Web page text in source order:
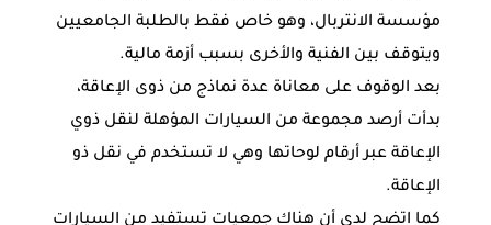
مؤسسة الانتربال، وهو خاص فقط بالطلبة الجامعيين
ويتوقف بين الفنية والأخرى بسبب أزمة مالية.
بعد الوقوف على معاناة عدة نماذج من ذوى الإعاقة،
بدأت أرصد مجموعة من السيارات المؤهلة لنقل ذوي
الإعاقة عبر أرقام لوحاتها وهي لا تستخدم في نقل ذو
الإعاقة.
كما اتضح لدي أن هناك جمعيات تستفيد من السيارات